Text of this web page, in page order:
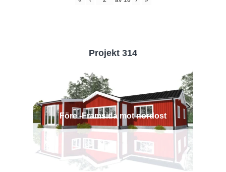
Projekt 314
Före -Framsida mot nordost